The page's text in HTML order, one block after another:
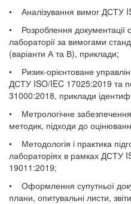
• Аналізування вимог ДСТУ
• Розроблення документації
лабораторії за вимогами
(варіанти А та В), приклади;
• Ризик-орієнтоване
ДСТУ ISO/IEC 17025:2019 та
31000:2018, приклади
• Метрологічне
методик, підходи до
• Методологія і практика
лабораторіях в рамках ДСТУ
19011:2019;
• Оформлення супутньої
плани, опитувальні листи,